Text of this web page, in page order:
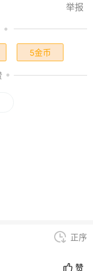
举报
5金币
正序
赞